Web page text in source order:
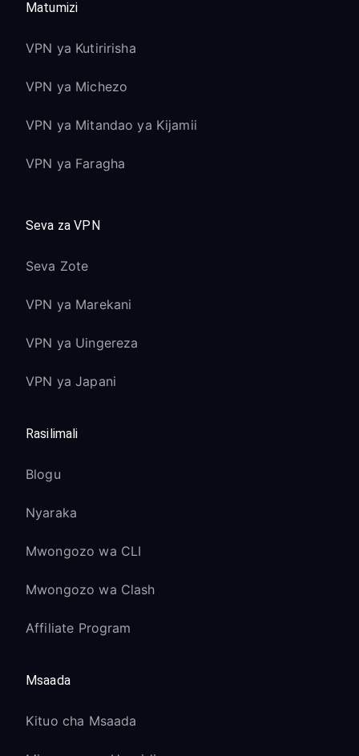
Matumizi
VPN ya Kutiririsha
VPN ya Michezo
VPN ya Mitandao ya Kijamii
VPN ya Faragha
Seva za VPN
Seva Zote
VPN ya Marekani
VPN ya Uingereza
VPN ya Japani
Rasilimali
Blogu
Nyaraka
Mwongozo wa CLI
Mwongozo wa Clash
Affiliate Program
Msaada
Kituo cha Msaada